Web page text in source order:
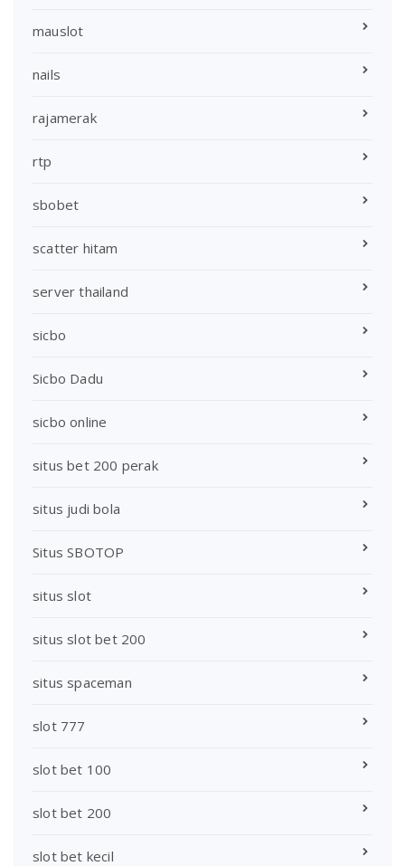
mauslot
nails
rajamerak
rtp
sbobet
scatter hitam
server thailand
sicbo
Sicbo Dadu
sicbo online
situs bet 200 perak
situs judi bola
Situs SBOTOP
situs slot
situs slot bet 200
situs spaceman
slot 777
slot bet 100
slot bet 200
slot bet kecil